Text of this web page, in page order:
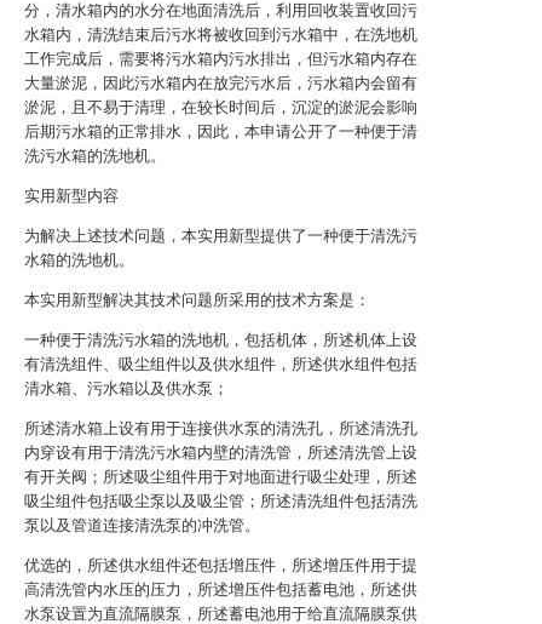
分，清水箱内的水分在地面清洗后，利用回收装置收回污
水箱内，清洗结束后污水将被收回到污水箱中，在洗地机
工作完成后，需要将污水箱内污水排出，但污水箱内存在
大量淤泥，因此污水箱内在放完污水后，污水箱内会留有
淤泥，且不易于清理，在较长时间后，沉淀的淤泥会影响
后期污水箱的正常排水，因此，本申请公开了一种便于清
洗污水箱的洗地机。
实用新型内容
为解决上述技术问题，本实用新型提供了一种便于清洗污
水箱的洗地机。
本实用新型解决其技术问题所采用的技术方案是：
一种便于清洗污水箱的洗地机，包括机体，所述机体上设
有清洗组件、吸尘组件以及供水组件，所述供水组件包括
清水箱、污水箱以及供水泵；
所述清水箱上设有用于连接供水泵的清洗孔，所述清洗孔
内穿设有用于清洗污水箱内壁的清洗管，所述清洗管上设
有开关阀；所述吸尘组件用于对地面进行吸尘处理，所述
吸尘组件包括吸尘泵以及吸尘管；所述清洗组件包括清洗
泵以及管道连接清洗泵的冲洗管。
优选的，所述供水组件还包括增压件，所述增压件用于提
高清洗管内水压的压力，所述增压件包括蓄电池，所述供
水泵设置为直流隔膜泵，所述蓄电池用于给直流隔膜泵供